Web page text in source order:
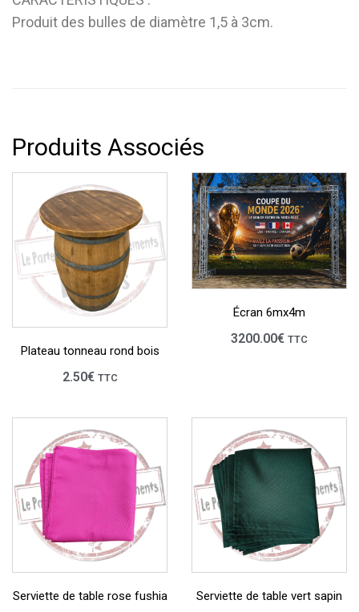
Produit des bulles de diamètre 1,5 à 3cm.
Produits Associés
Plateau tonneau rond bois
2.50€ TTC
Écran 6mx4m
3200.00€ TTC
Serviette de table rose fushia Serviette de table vert sapin